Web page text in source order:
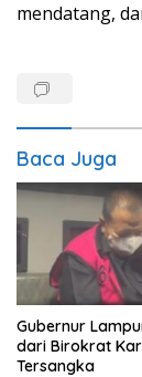
mendatang,
Baca Juga
Gubernur
dari Birokrat
Tersangka